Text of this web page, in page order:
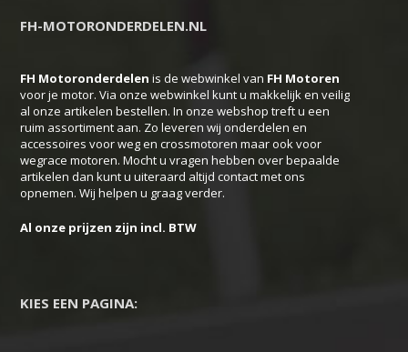
optie
gekozen
worden
op
de
productpagina
FH-MOTORONDERDELEN.NL
FH Motoronderdelen is de webwinkel van FH Motoren
voor je motor. Via onze webwinkel kunt u makkelijk en veilig
al onze artikelen bestellen. In onze webshop treft u een
ruim assortiment aan. Zo leveren wij onderdelen en
accessoires voor weg en crossmotoren maar ook voor
wegrace motoren. Mocht u vragen hebben over bepaalde
artikelen dan kunt u uiteraard altijd contact met ons
opnemen. Wij helpen u graag verder.
Al onze prijzen zijn incl. BTW
KIES EEN PAGINA: